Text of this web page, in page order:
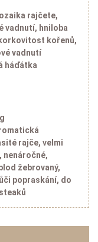
rajčete,
vadnutí, hniloba
kořenů,
vadnutí
háďátka
rajče, velmi
nenáročné,
žebrovaný,
popraskání, do